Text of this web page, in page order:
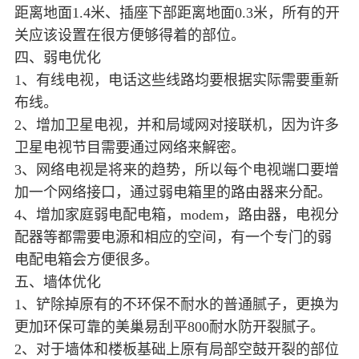
距离地面1.4米、插座下部距离地面0.3米，所有的开
关应该设置在很方便够得着的部位。
四、弱电优化
1、有线电视，电话这些线路均要根据实际需要重新
布线。
2、增加卫星电视，并和局域网对接联机，因为许多
卫星电视节目需要通过网络来解密。
3、网络电视是将来的趋势，所以每个电视端口要增
加一个网络接口，通过弱电箱里的路由器来分配。
4、增加家庭弱电配电箱，modem，路由器，电视分
配器等都需要电源和相应的空间，有一个专门的弱
电配电箱会方便很多。
五、墙体优化
1、铲除掉原有的不环保不耐水的普通腻子，更换为
更加环保可靠的美巢易刮平800耐水防开裂腻子。
2、对于墙体和楼板基础上原有局部空鼓开裂的部位